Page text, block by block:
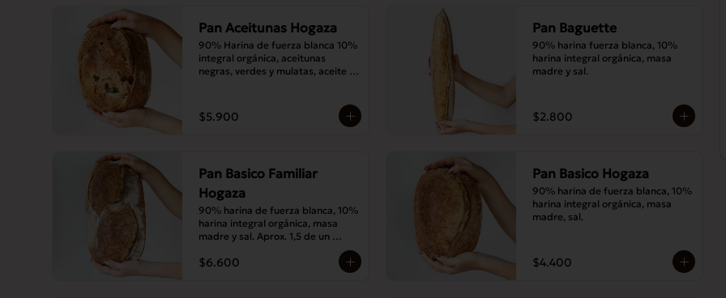
Pan Aceitunas Hogaza
90% Harina de fuerza blanca 10%
integral orgánica, aceitunas
negras, verdes y mulatas, aceite
$5.900
Pan Baguette
90% harina fuerza blanca, 10%
harina integral orgánica, masa
madre y sal.
$2.800
Pan Basico Familiar
Hogaza
90% harina de fuerza blanca, 10%
harina integral orgánica, masa
madre y sal. Aprox. 1,5 de un
$6.600
Pan Basico Hogaza
90% harina de fuerza blanca, 10%
harina integral orgánica, masa
madre, sal.
$4.400